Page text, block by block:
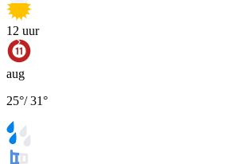
12 uur
aug
25°/31°